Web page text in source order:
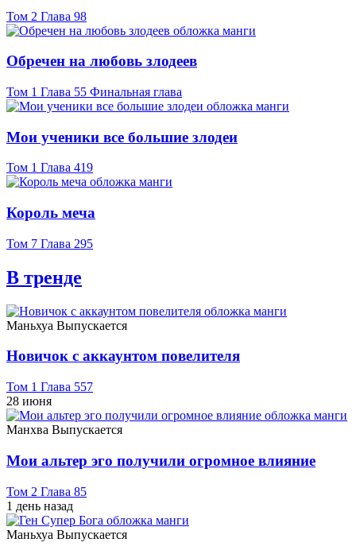
Том 2 Глава 98
Обречен на любовь злодеев
Том 1 Глава 55 Финальная глава
Мои ученики все большие злодеи
Том 1 Глава 419
Король меча
Том 7 Глава 295
В тренде
Маньхуа Выпускается
Новичок с аккаунтом повелителя
Том 1 Глава 557
28 июня
Манхва Выпускается
Мои альтер эго получили огромное влияние
Том 2 Глава 85
1 день назад
Маньхуа Выпускается